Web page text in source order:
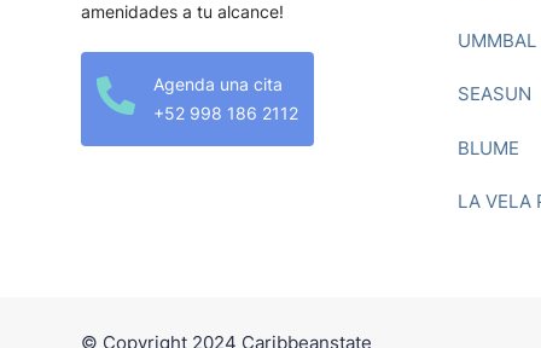
amenidades a tu alcance!

Agenda una cita
+52 998 186 2112
UMMBAL
SEASUN
BLUME
LA VELA
© Copyright 2024 Caribbeanstate